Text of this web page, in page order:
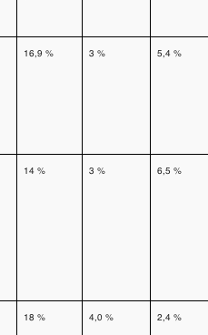
16,9 % 3 % 5,4 %
14 % 3 % 6,5 %
18 % 4,0 % 2,4 %